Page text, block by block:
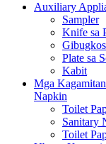
Auxiliary
Sampler
Knife sa
Plate sa
Kabit
Mga
Napkin
Toilet
Sanitary
Toilet